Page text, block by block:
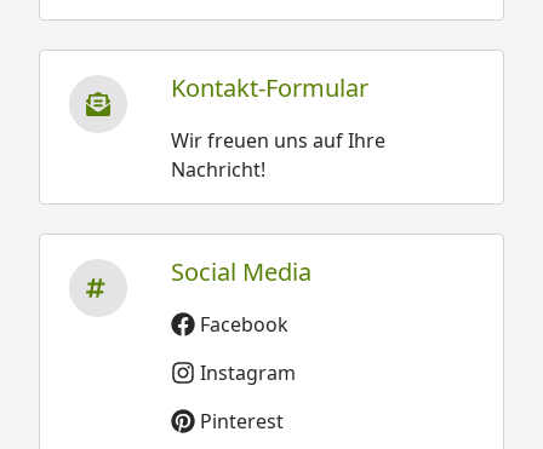
Kontakt-Formular
Wir freuen uns auf Ihre
Nachricht!
Social Media
Facebook
Instagram
Pinterest